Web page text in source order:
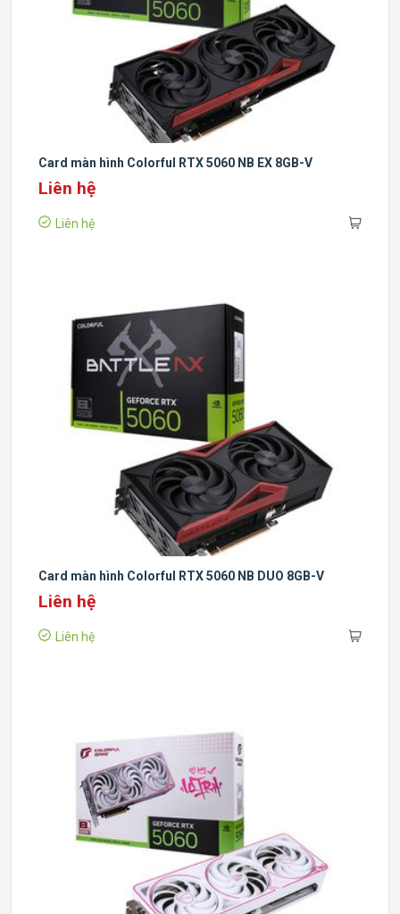
Card màn hình Colorful RTX 5060 NB EX 8GB-V
Liên hệ
Liên hệ
Card màn hình Colorful RTX 5060 NB DUO 8GB-V
Liên hệ
Liên hệ